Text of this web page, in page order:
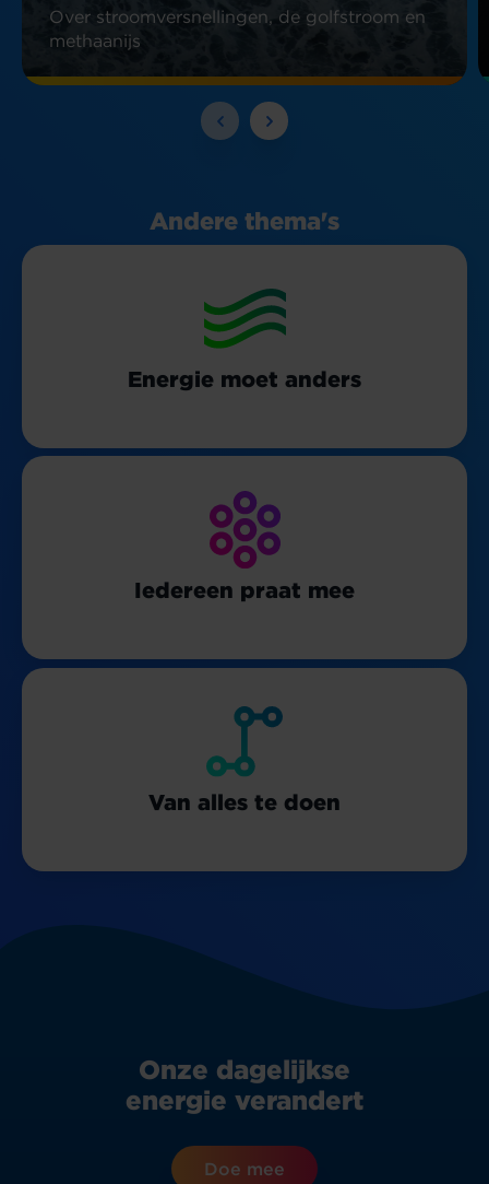
Over stroomversnellingen, de golfstroom en
methaanijs
Andere thema's
Energie moet anders
Iedereen praat mee
Van alles te doen
Onze dagelijkse
energie verandert
Doe mee